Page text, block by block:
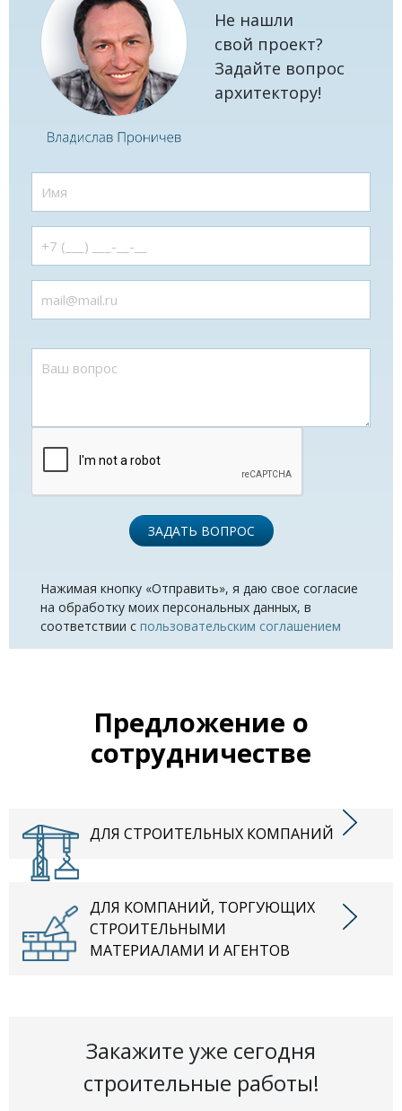
Не нашли
свой проект?
Задайте вопрос
архитектору!
ЗАДАТЬ ВОПРОС
Нажимая кнопку «Отправить», я даю свое согласие
на обработку моих персональных данных, в
соответствии с пользовательским соглашением
Предложение о
сотрудничестве
ДЛЯ СТРОИТЕЛЬНЫХ КОМПАНИЙ
ДЛЯ КОМПАНИЙ, ТОРГУЮЩИХ
СТРОИТЕЛЬНЫМИ
МАТЕРИАЛАМИ И АГЕНТОВ
Закажите уже сегодня
строительные работы!